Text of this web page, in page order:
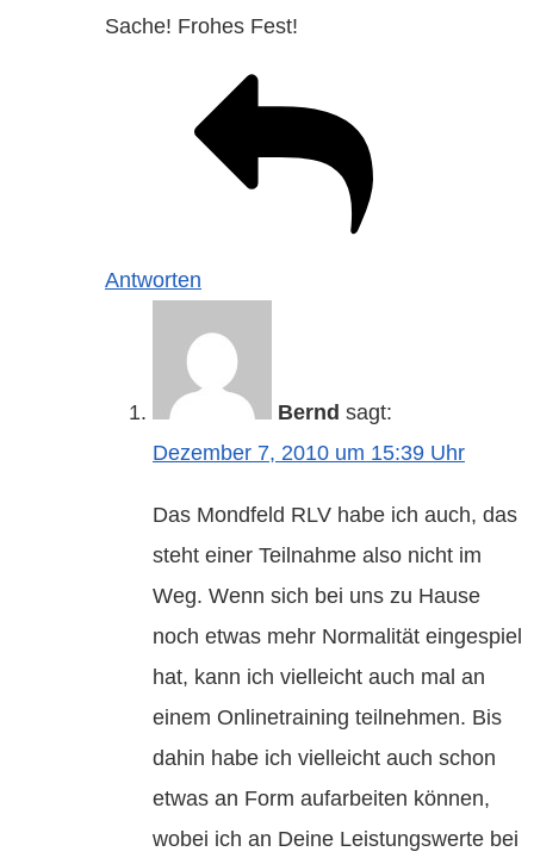
Sache! Frohes Fest!
Antworten
Bernd sagt:
Dezember 7, 2010 um 15:39 Uhr
Das Mondfeld RLV habe ich auch, das
steht einer Teilnahme also nicht im
Weg. Wenn sich bei uns zu Hause
noch etwas mehr Normalität eingespiel
hat, kann ich vielleicht auch mal an
einem Onlinetraining teilnehmen. Bis
dahin habe ich vielleicht auch schon
etwas an Form aufarbeiten können,
wobei ich an Deine Leistungswerte bei